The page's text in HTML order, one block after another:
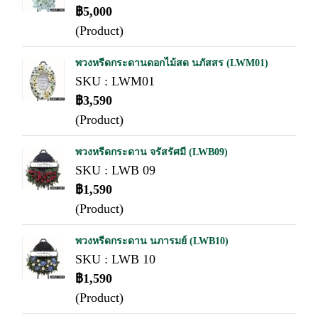
฿5,000
(Product)
พวงหรีดกระดานดอกไม้สด นภัสสร (LWM01)
SKU : LWM01
฿3,590
(Product)
พวงหรีดกระดาน จรัสรัศมี (LWB09)
SKU : LWB 09
฿1,590
(Product)
พวงหรีดกระดาน นภารมย์ (LWB10)
SKU : LWB 10
฿1,590
(Product)